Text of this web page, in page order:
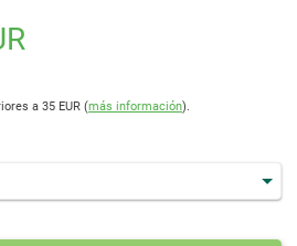
a 35 EUR (más información).